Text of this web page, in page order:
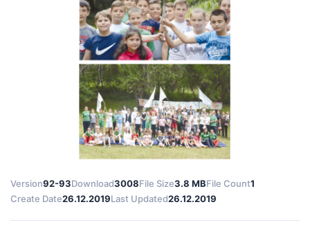
Version92-93Download3008File Size3.8 MBFile Count1
Create Date26.12.2019Last Updated26.12.2019